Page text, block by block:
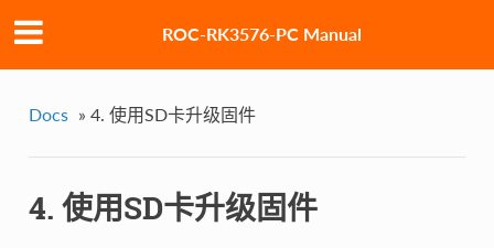
ROC-RK3576-PC Manual
Docs » 4. 使用SD卡升级固件
4. 使用SD卡升级固件